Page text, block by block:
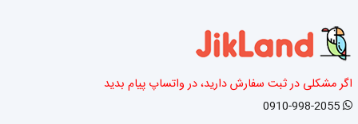
اگر مشکلی در ثبت سفارش دارید، در واتساپ پیام بدید
0910-998-2055